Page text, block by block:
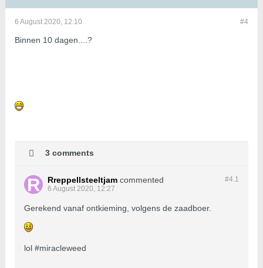
#4
6 August 2020, 12:10
Binnen 10 dagen....?
3 comments
#4.1
Rreppellsteeltjam commented
6 August 2020, 12:27
Gerekend vanaf ontkieming, volgens de zaadboer.
lol #miracleweed